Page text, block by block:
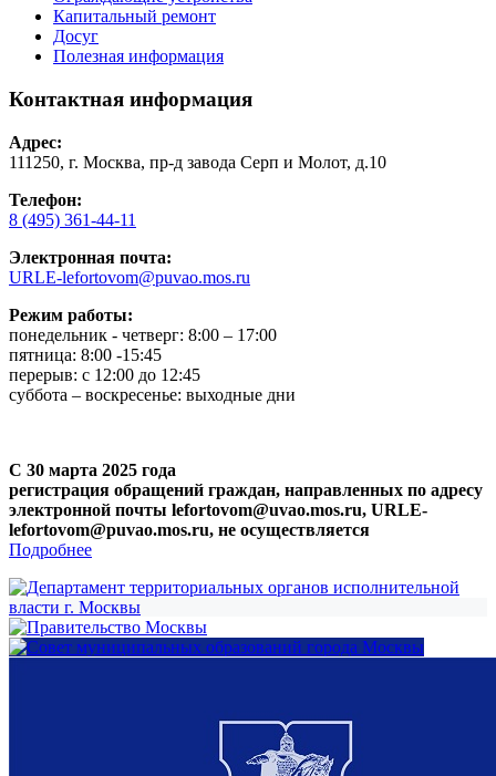
Капитальный ремонт
Досуг
Полезная информация
Контактная информация
Адрес:
111250, г. Москва, пр-д завода Серп и Молот, д.10
Телефон:
8 (495) 361-44-11
Электронная почта:
URLE-lefortovom@puvao.mos.ru
Режим работы:
понедельник - четверг: 8:00 – 17:00
пятница: 8:00 -15:45
перерыв: с 12:00 до 12:45
суббота – воскресенье: выходные дни
С 30 марта 2025 года
регистрация обращений граждан, направленных по адресу
электронной почты lefortovom@uvao.mos.ru, URLE-
lefortovom@puvao.mos.ru, не осуществляется
Подробнее